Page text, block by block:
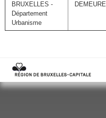
BRUXELLES -
Département
Urbanisme
DEMEURE